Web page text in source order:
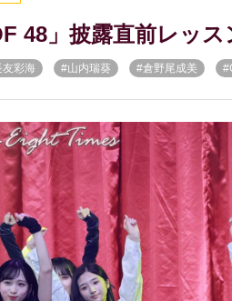
48」披露直前レッ
友彩海 #山内瑞葵 #倉野尾成美